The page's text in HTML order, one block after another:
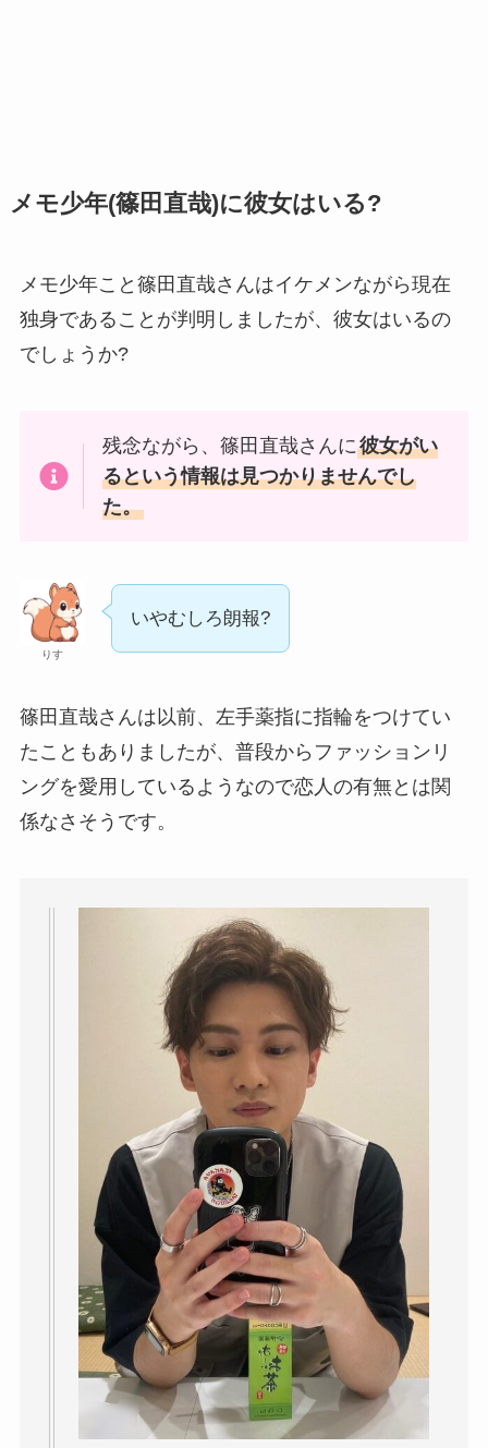
メモ少年(篠田直哉)に彼女はいる?
メモ少年こと篠田直哉さんはイケメンながら現在
独身であることが判明しましたが、彼女はいるの
でしょうか?
残念ながら、篠田直哉さんに彼女がい
るという情報は見つかりませんでし
た。
りす
いやむしろ朗報?
篠田直哉さんは以前、左手薬指に指輪をつけてい
たこともありましたが、普段からファッションリ
ングを愛用しているようなので恋人の有無とは関
係なさそうです。